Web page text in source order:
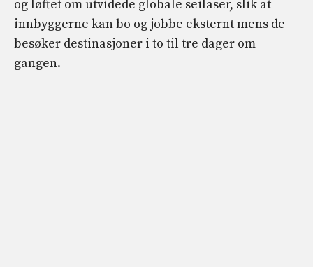
og løftet om utvidede globale seilaser, slik at
innbyggerne kan bo og jobbe eksternt mens de
besøker destinasjoner i to til tre dager om
gangen.